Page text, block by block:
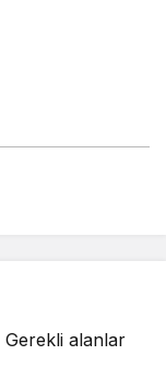
Gerekli alanlar